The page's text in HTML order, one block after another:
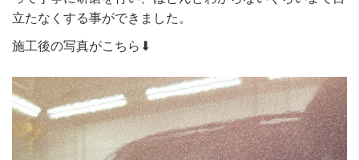
立たなくする事ができました。
施工後の写真がこちら⬇︎